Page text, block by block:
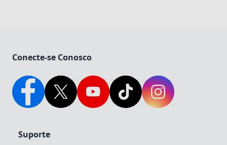
Conecte-se Conosco
FacebookTwitter YouTubeTikTok Instagram
Suporte